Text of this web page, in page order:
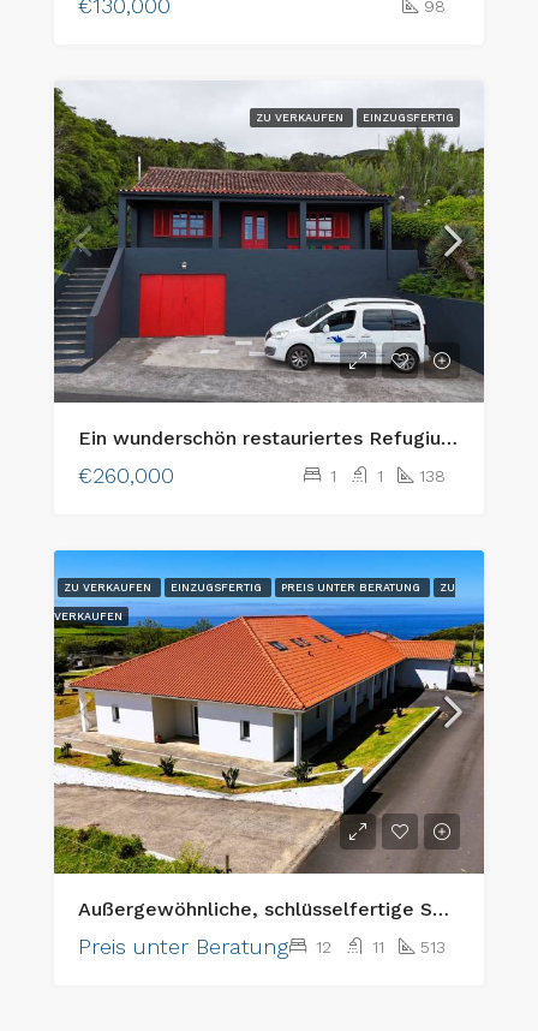
€130,000 98
ZU VERKAUFEN EINZUGSFERTIG
Ein wunderschön restauriertes Refugium an der Küste auf der Insel Faial, Azoren!
€260,000 1 1 138
ZU VERKAUFEN EINZUGSFERTIG PREIS UNTER BERATUNG ZU
VERKAUFEN
Außergewöhnliche, schlüsselfertige Seniorenpflegeeinrichtung und erstklassige Anlageimmobilie
Preis unter Beratung 12 11 513